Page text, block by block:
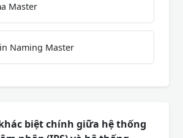
Master
Naming Master
biệt chính giữa hệ thống